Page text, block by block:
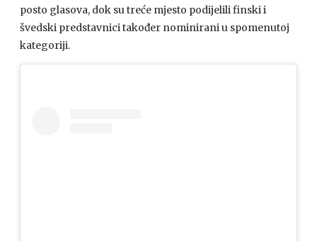
posto glasova, dok su treće mjesto podijelili finski i
švedski predstavnici također nominirani u spomenutoj
kategoriji.